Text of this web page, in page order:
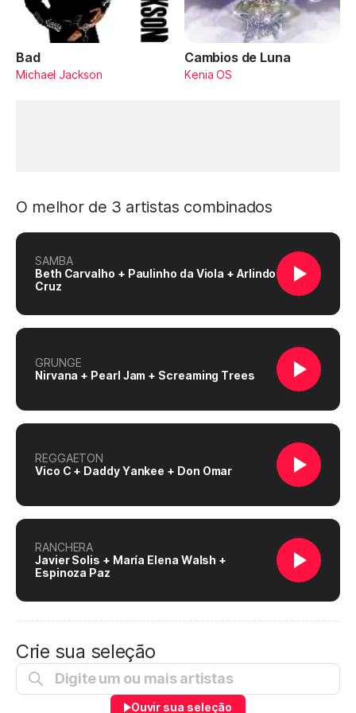
Bad
Michael Jackson
Cambios de Luna
Kenia OS
O melhor de 3 artistas combinados
SAMBA
Beth Carvalho + Paulinho da Viola + Arlindo
Cruz
GRUNGE
Nirvana + Pearl Jam + Screaming Trees
REGGAETON
Vico C + Daddy Yankee + Don Omar
RANCHERA
Javier Solis + María Elena Walsh +
Espinoza Paz
Crie sua seleção
Ouvir sua seleção